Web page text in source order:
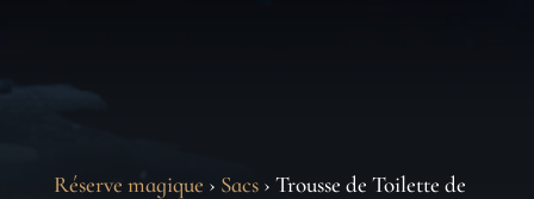
Réserve magique › Sacs› Trousse de Toilette de